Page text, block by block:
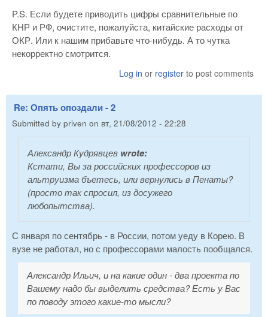
P.S. Если будете приводить цифры сравнительные по
КНР и РФ, очистите, пожалуйста, китайские расходы от
ОКР. Или к нашим прибавьте что-нибудь. А то чутка
некорректно смотрится.
Log in or register to post comments
Re: Опять опоздали - 2
Submitted by priven on вт, 21/08/2012 - 22:28
Александр Кудрявцев wrote:
Кстати, Вы за российских профессоров из
альтруизма бъетесь, или вернулись в Пенаты?
(просто так спросил, из досужего
любопытства).
С января по сентябрь - в России, потом уеду в Корею. В
вузе не работал, но с профессорами малость пообщался.
Александр Ильич, и на какие один - два проекта по
Вашему надо бы выделить средства? Есть у Вас
по поводу этого какие-то мысли?